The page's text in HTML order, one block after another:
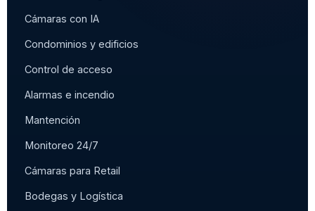
Cámaras con IA
Condominios y edificios
Control de acceso
Alarmas e incendio
Mantención
Monitoreo 24/7
Cámaras para Retail
Bodegas y Logística